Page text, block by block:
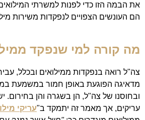
את הבמה הזו כדי לפנות למשרתי
הם העונשים הצפויים לנפקדות משירות
מה קורה למי שנפקד
צה"ל רואה בנפקדות ממילואים ובכלל,
מדאיגה הפוגעת באופן חמור במשמעת
ובחוסנו של צה"ל, הן בשגרה והן בחירום.
עריקים, אך מאמר זה יתמקד ב"עריקי